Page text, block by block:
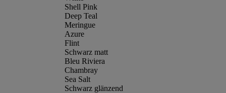
Shell Pink
Deep Teal
Meringue
Azure
Flint
Schwarz matt
Bleu Riviera
Chambray
Sea Salt
Schwarz glänzend